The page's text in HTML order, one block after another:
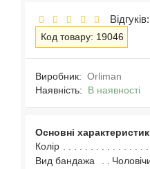
Код товару: 19046
Виробник: Orliman
Наявність: В наявності
Основні
Колір
Вид бандажа